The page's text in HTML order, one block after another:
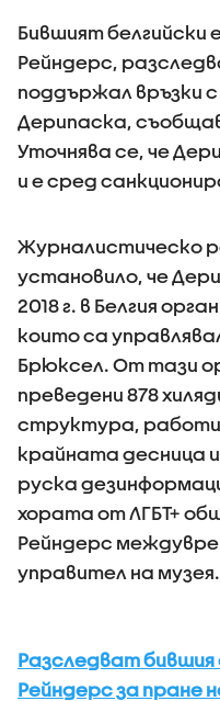
Бившият белгийски
Рейндерс,
поддържал връзки с
Дерипаска,
Уточнява се, че
и е сред
Журналистическо
установило, че
2018 г. в Белгия
които са
Брюксел. От тази
преведени 878
структура,
крайната десница
руска
хората от ЛГБТ+
Рейндерс
управител на музея.
Разследват
Рейндерс за пране